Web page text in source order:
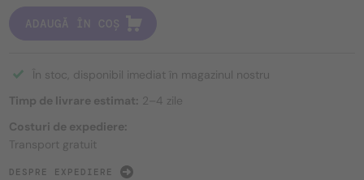
ADAUGĂ ÎN COȘ
În stoc, disponibil imediat în magazinul nostru
Timp de livrare estimat: 2–4 zile
Costuri de expediere:
Transport gratuit
DESPRE EXPEDIERE